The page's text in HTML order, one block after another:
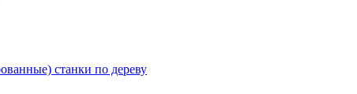
станки по дереву